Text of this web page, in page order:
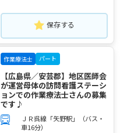
保存する
作業療法士 パート
【広島県／安芸郡】地区医師会
が運営母体の訪問看護ステーシ
ョンでの作業療法士さんの募集
です♪
ＪＲ呉線「矢野駅」（バス・
車16分）